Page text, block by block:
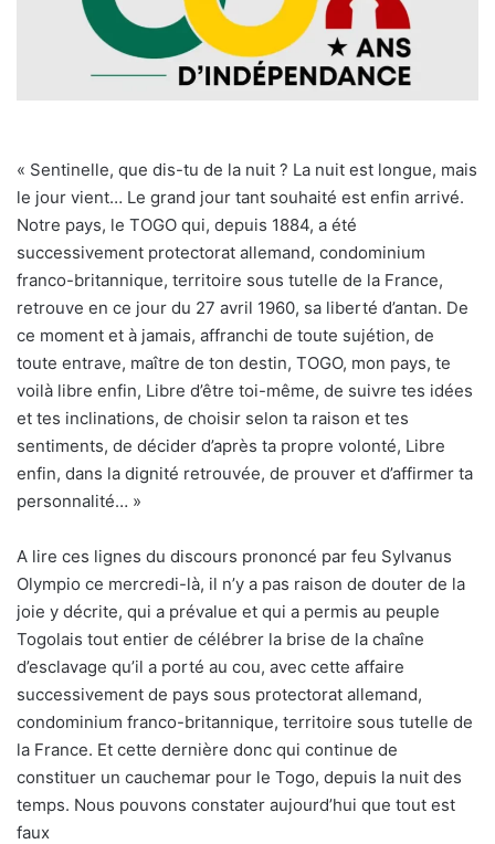
« Sentinelle, que dis-tu de la nuit ? La nuit est longue, mais
le jour vient… Le grand jour tant souhaité est enfin arrivé.
Notre pays, le TOGO qui, depuis 1884, a été
successivement protectorat allemand, condominium
franco-britannique, territoire sous tutelle de la France,
retrouve en ce jour du 27 avril 1960, sa liberté d’antan. De
ce moment et à jamais, affranchi de toute sujétion, de
toute entrave, maître de ton destin, TOGO, mon pays, te
voilà libre enfin, Libre d’être toi-même, de suivre tes idées
et tes inclinations, de choisir selon ta raison et tes
sentiments, de décider d’après ta propre volonté, Libre
enfin, dans la dignité retrouvée, de prouver et d’affirmer ta
personnalité… »
A lire ces lignes du discours prononcé par feu Sylvanus
Olympio ce mercredi-là, il n’y a pas raison de douter de la
joie y décrite, qui a prévalue et qui a permis au peuple
Togolais tout entier de célébrer la brise de la chaîne
d’esclavage qu’il a porté au cou, avec cette affaire
successivement de pays sous protectorat allemand,
condominium franco-britannique, territoire sous tutelle de
la France. Et cette dernière donc qui continue de
constituer un cauchemar pour le Togo, depuis la nuit des
temps. Nous pouvons constater aujourd’hui que tout est
faux